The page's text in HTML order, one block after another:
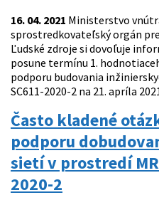
16. 04. 2021 Ministerstvo
sprostredkovateľský orgán
Ľudské zdroje si dovoľuje
posune termínu 1.
podporu budovania
SC611-2020-2 na 21. apríla
Často kladené
podporu
sietí v prostredí
2020-2